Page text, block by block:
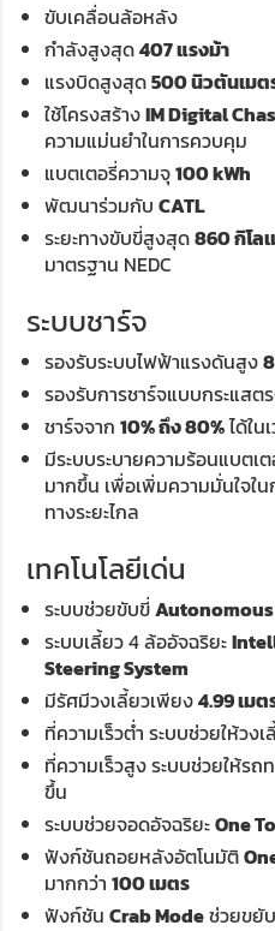
ขับเคลื่อนล้อหลัง
กำลังสูงสุด407 แรงม้า
แรงบิดสูงสุด500 นิวตันเมต
ใช้โครงสร้างIM Digital
ความแม่นยำในการควบคุม
แบตเตอรี่ความจุ100 kWh
พัฒนาร่วมกับCATL
ระยะทางขับขี่สูงสุด860 กิโล
มาตรฐาน NEDC
ระบบชาร์จ
รองรับระบบไฟฟ้าแรงดันสูง
รองรับการชาร์จแบบกระแส
ชาร์จจาก10% ถึง 80%ได้ใน
มีระบบระบายความร้อนแบต
มากขึ้น เพื่อเพิ่มความมั่นใจใน
ทางระยะไกล
เทคโนโลยีเด่น
ระบบช่วยขับขี่Autonomous
ระบบเลี้ยว 4 ล้ออัจฉริยะ
Steering System
มีรัศมีวงเลี้ยวเพียง4.99 เมต
ที่ความเร็วต่ำ ระบบช่วยให้ว
ที่ความเร็วสูง ระบบช่วยให้ร
ขึ้น
ระบบช่วยจอดอัจฉริยะOne
ฟังก์ชันถอยหลังอัตโนมัติ
มากกว่า100 เมตร
ฟังก์ชันCrab Modeช่วยขยั